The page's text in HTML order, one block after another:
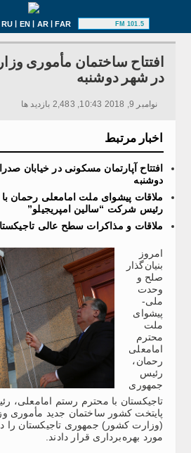
RU | EN | AR|FAR 101.5 FM
افتتاح ساختمان مأموری
در شهر دوشنبه
نوامبر 9, 2018 10:43, 2,483 بازدید ها
اخبار مرتبط
افتتاح آپارتمان مسکونی در خیابان
دوشنبه
ملاقات پیشوای ملت امامعلی رحمان با
رئیس شرکت “سالین امپریجیلو”
ملاقات و مذاکرات سطح عالی
امروز
بنیان‌گذار
صلح و
وحدت
ملی-
پیشوای
ملت
محترم
امامعلی
رحمان،
رئیس
جمهوری
تاجیکستان با محترم رستم امامعلی،
پایتخت کشور ساختمان جدید مأموری
(وزارت کشور) جمهوری تاجیکستان
مورد بهره‌برداری قرار دادند.